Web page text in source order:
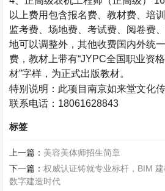
以上费用包含报名费、教材费、培
监考费、场地费、考试费、阅卷费
地可以调整外，其他收费国内外统
费，教材上带有“JYPC全国职业资
材”字样，为正式出版教材。
特别说明： 此项目南京如来堂文化
联系电话： 18061628843
标签
上一篇： 美容美体师招生简章
下一篇：权威认证铸就专业标杆，BIM
数字建造时代